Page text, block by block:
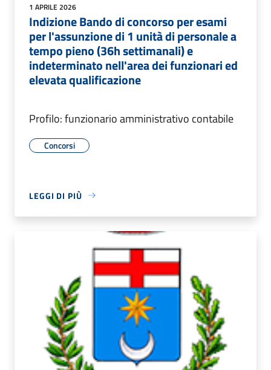
1 APRILE 2026
Indizione Bando di concorso per esami
per l'assunzione di 1 unità di personale a
tempo pieno (36h settimanali) e
indeterminato nell'area dei funzionari ed
elevata qualificazione
Profilo: funzionario amministrativo contabile
Concorsi
LEGGI DI PIÙ